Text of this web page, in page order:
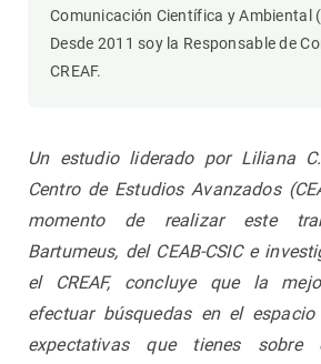
Comunicación Científica y Ambiental
Desde 2011 soy la Responsable de
CREAF.
Un estudio liderado por Liliana
Centro de Estudios Avanzados
momento de realizar este
Bartumeus, del CEAB-CSIC e
el CREAF, concluye que la
efectuar búsquedas en el
expectativas que tienes sobre